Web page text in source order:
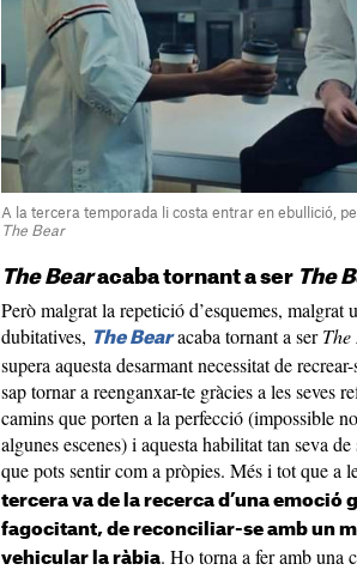
A la tercera temporada li costa entrar en ebullició,
The Bear
The Bearacaba tornant a ser The
Però malgrat la repetició d’esquemes, malgrat
dubitatives, The Bearacaba tornant a ser
supera aquesta desarmant necessitat de
sap tornar a reenganxar-te gràcies a les seves
camins que porten a la perfecció (impossible
algunes escenes) i aquesta habilitat tan seva
que pots sentir com a pròpies. Més i tot que a
tercera va de la recerca d’una emoció
fagocitant, de reconciliar-se amb un
vehicular la ràbia. Ho torna a fer amb una